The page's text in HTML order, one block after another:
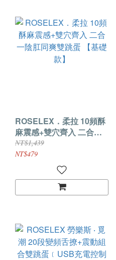
ROSELEX．柔拉 10頻酥
麻震感+雙穴齊入 二合一
陰肛同爽雙跳蛋 【基礎
款】
NT$1,439
NT$479